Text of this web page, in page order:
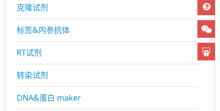
克隆试剂
标签&内参抗体
RT试剂
转染试剂
DNA&蛋白 maker